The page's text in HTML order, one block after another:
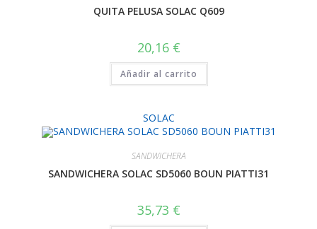
QUITA PELUSA SOLAC Q609
20,16 €
Añadir al carrito
SOLAC
SANDWICHERA
SANDWICHERA SOLAC SD5060 BOUN PIATTI31
35,73 €